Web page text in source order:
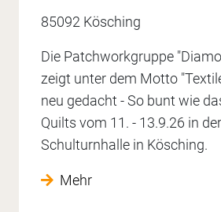
85092 Kösching
Die Patchworkgruppe
zeigt unter dem Motto
neu gedacht - So bunt wie
Quilts vom 11. - 13.9.26 in der
Schulturnhalle in Kösching.
Mehr